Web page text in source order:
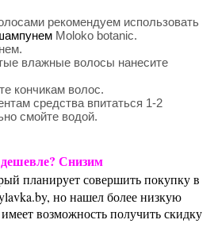
рекомендуем использовать
Moloko botanic.
влажные волосы нанесите
кончикам волос.
средства впитаться 1-2
смойте водой.
Снизим
планирует совершить покупку в
но нашел более низкую
возможность получить скидку